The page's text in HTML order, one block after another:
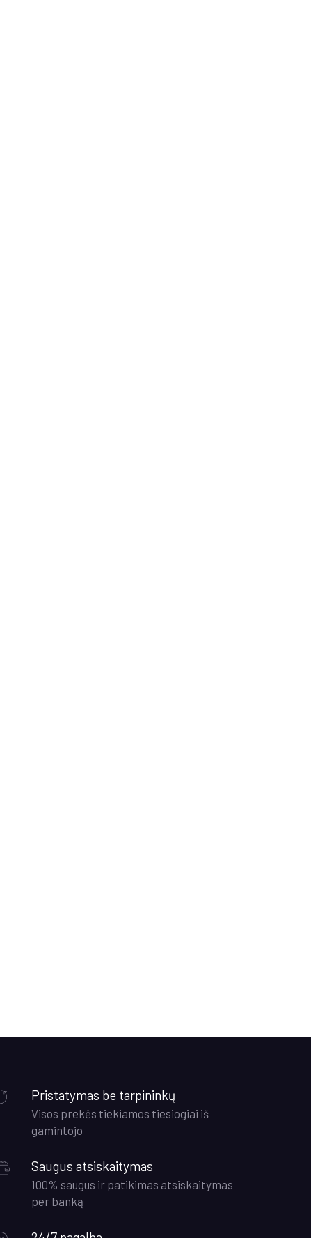
Pristatymas be tarpininkų
Visos prekės tiekiamos tiesiogiai iš
gamintojo
Saugus atsiskaitymas
100% saugus ir patikimas atsiskaitymas
per banką